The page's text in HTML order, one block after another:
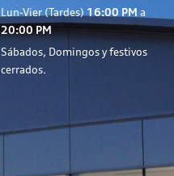
Lun-Vier (Tardes) 16:00 PM a
20:00 PM
Sábados, Domingos y festivos
cerrados.